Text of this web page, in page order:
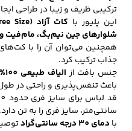
ترکیبی ظریف و زیبا در طراحی
این پلیور با کات آزاد (Free Size)
شلوارهای جین نیم‌بگ، مام‌فیت
همچنین می‌توان آن را با
جذاب ترکیب کرد.
جنس بافت از الیاف طبیعی 100% پنبه
باعث تنفس‌پذیری و راحتی در
سانتی‌متر، سایز فری را به تن
با دمای 30 درجه سانتی‌گراد